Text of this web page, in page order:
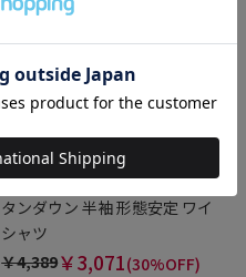
BRICK HOUSE
【吸水速乾】【COFREX】 ボ
タンダウン 半袖 形態安定 ワイ
シャツ
￥4,389￥3,071(30%OFF)